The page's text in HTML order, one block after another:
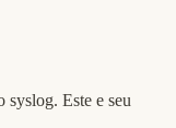
syslog. Este e seu